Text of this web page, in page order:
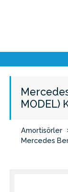
MODEL)
Amortisörler
Mercedes